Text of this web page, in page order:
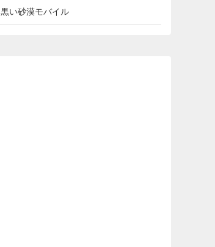
黒い砂漠モバイル